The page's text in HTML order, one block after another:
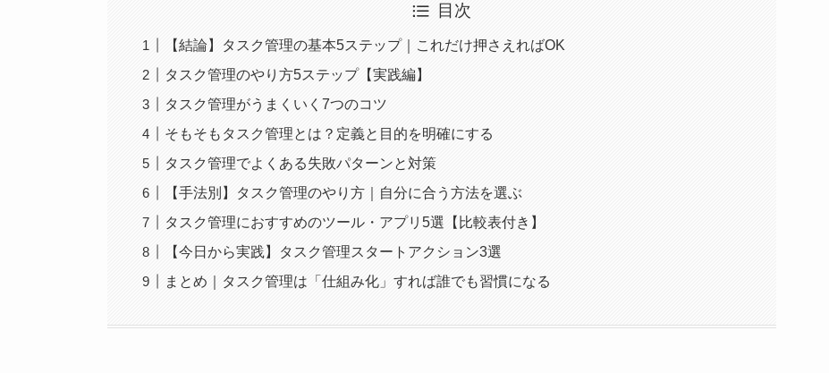
目次
【結論】タスク管理の基本5ステップ｜これだけ押さえればOK
タスク管理のやり方5ステップ【実践編】
タスク管理がうまくいく7つのコツ
そもそもタスク管理とは？定義と目的を明確にする
タスク管理でよくある失敗パターンと対策
【手法別】タスク管理のやり方｜自分に合う方法を選ぶ
タスク管理におすすめのツール・アプリ5選【比較表付き】
【今日から実践】タスク管理スタートアクション3選
まとめ｜タスク管理は「仕組み化」すれば誰でも習慣になる